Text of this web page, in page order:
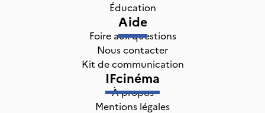
Éducation
Aide
Foire aux questions
Nous contacter
Kit de communication
IFcinéma
À propos
Mentions légales